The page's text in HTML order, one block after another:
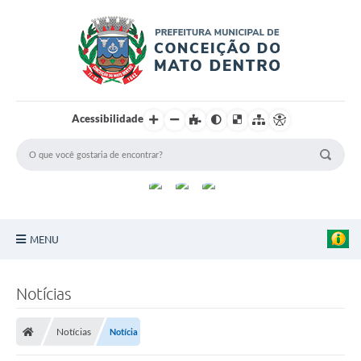
Acessibilidade
MENU
Turismo
Notícias
Notícias Notícia